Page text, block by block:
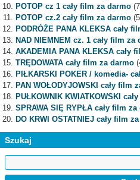
POTOP cz 1 cały film za darmo
POTOP cz.2 cały film za darmo
PODRÓŻE PANA KLEKSA cały
NAD NIEMNEM cz. 1 cały film za
AKADEMIA PANA KLEKSA cały
TRĘDOWATA cały film za darmo
PIŁKARSKI POKER / komedia-
PAN WOŁODYJOWSKI cały film
PUŁKOWNIK KWIATKOWSKI
SPRAWA SIĘ RYPŁA cały film
DO KRWI OSTATNIEJ cały film
Szukaj